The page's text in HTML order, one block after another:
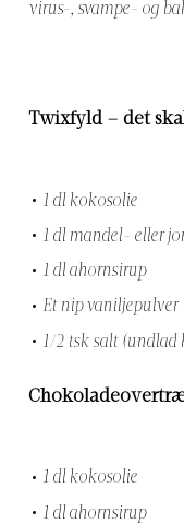
virus-, svampe- og
Twixfyld – det
1 dl kokosolie
1 dl mandel- eller
1 dl ahornsirup
Et nip vaniljepulver
1/2 tsk salt (undlad
1 dl kokosolie
1 dl ahornsirup